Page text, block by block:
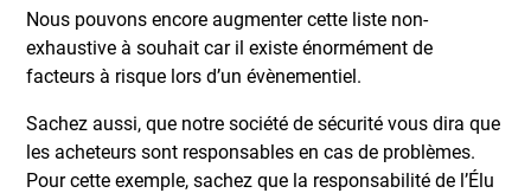
Nous pouvons encore augmenter cette liste non-
exhaustive à souhait car il existe énormément de
facteurs à risque lors d’un évènementiel.
Sachez aussi, que notre société de sécurité vous dira que
les acheteurs sont responsables en cas de problèmes.
Pour cette exemple, sachez que la responsabilité de l’Élu